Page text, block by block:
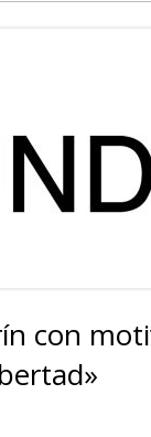
con
Entrevista a Olivier